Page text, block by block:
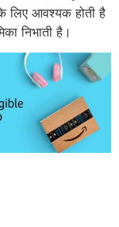
लिए आवश्यक होती है
निभाती है।